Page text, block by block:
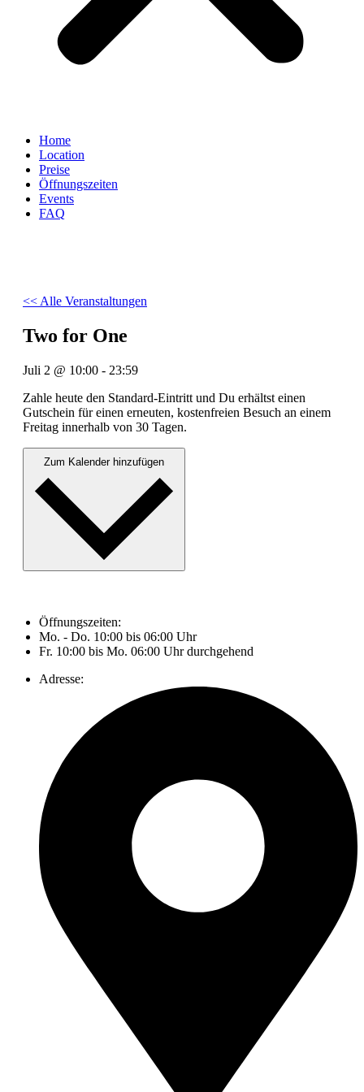
Home
Location
Preise
Öffnungszeiten
Events
FAQ
<< Alle Veranstaltungen
Two for One
Juli 2 @ 10:00 - 23:59
Zahle heute den Standard-Eintritt und Du erhältst einen
Gutschein für einen erneuten, kostenfreien Besuch an einem
Freitag innerhalb von 30 Tagen.
Öffnungszeiten:
Mo. - Do. 10:00 bis 06:00 Uhr
Fr. 10:00 bis Mo. 06:00 Uhr durchgehend
Adresse: